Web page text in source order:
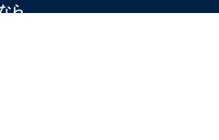
ら